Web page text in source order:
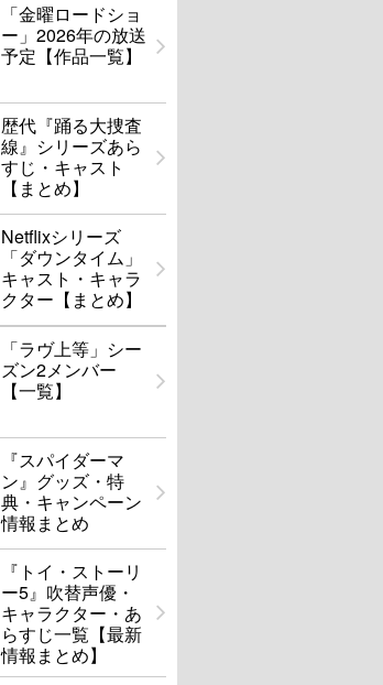
「金曜ロードショ
ー」2026年の放送
予定【作品一覧】
歴代『踊る大捜査
線』シリーズあら
すじ・キャスト
【まとめ】
Netflixシリーズ
「ダウンタイム」
キャスト・キャラ
クター【まとめ】
「ラヴ上等」シー
ズン2メンバー
【一覧】
『スパイダーマ
ン』グッズ・特
典・キャンペーン
情報まとめ
『トイ・ストーリ
ー5』吹替声優・
キャラクター・あ
らすじ一覧【最新
情報まとめ】